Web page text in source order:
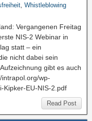
, Whistleblowing
Vergangenen Freitag
NIS-2 Webinar in
statt – ein
nicht dabei sein
gibt es auch
wp-
Kipker-EU-NIS-2.pdf
Read Post